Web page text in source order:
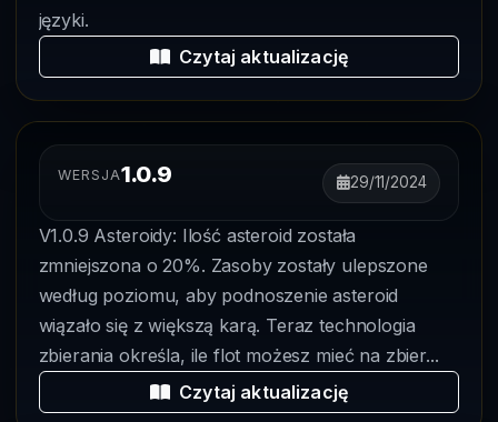
języki.
Czytaj aktualizację
WERSJA1.0.9 29/11/2024
V1.0.9 Asteroidy: Ilość asteroid została
zmniejszona o 20%. Zasoby zostały ulepszone
według poziomu, aby podnoszenie asteroid
wiązało się z większą karą. Teraz technologia
zbierania określa, ile flot możesz mieć na zbier...
Czytaj aktualizację